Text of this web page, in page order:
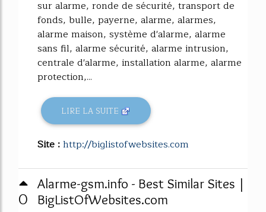
sur alarme, ronde de sécurité, transport de
fonds, bulle, payerne, alarme, alarmes,
alarme maison, système d'alarme, alarme
sans fil, alarme sécurité, alarme intrusion,
centrale d'alarme, installation alarme, alarme
protection,...
LIRE LA SUITE
Site :http://biglistofwebsites.com
0
Alarme-gsm.info - Best Similar Sites |
BigListOfWebsites.com